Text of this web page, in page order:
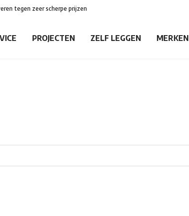
tegen zeer scherpe prijzen
PROJECTEN ZELF LEGGEN MERKEN